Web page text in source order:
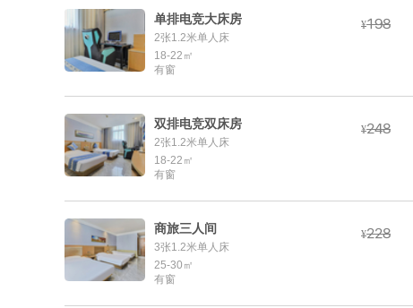
单排电竞大床房
2张1.2米单人床
18-22㎡
有窗
¥
双排电竞双床房
2张1.2米单人床
18-22㎡
有窗
¥
商旅三人间
3张1.2米单人床
25-30㎡
有窗
¥